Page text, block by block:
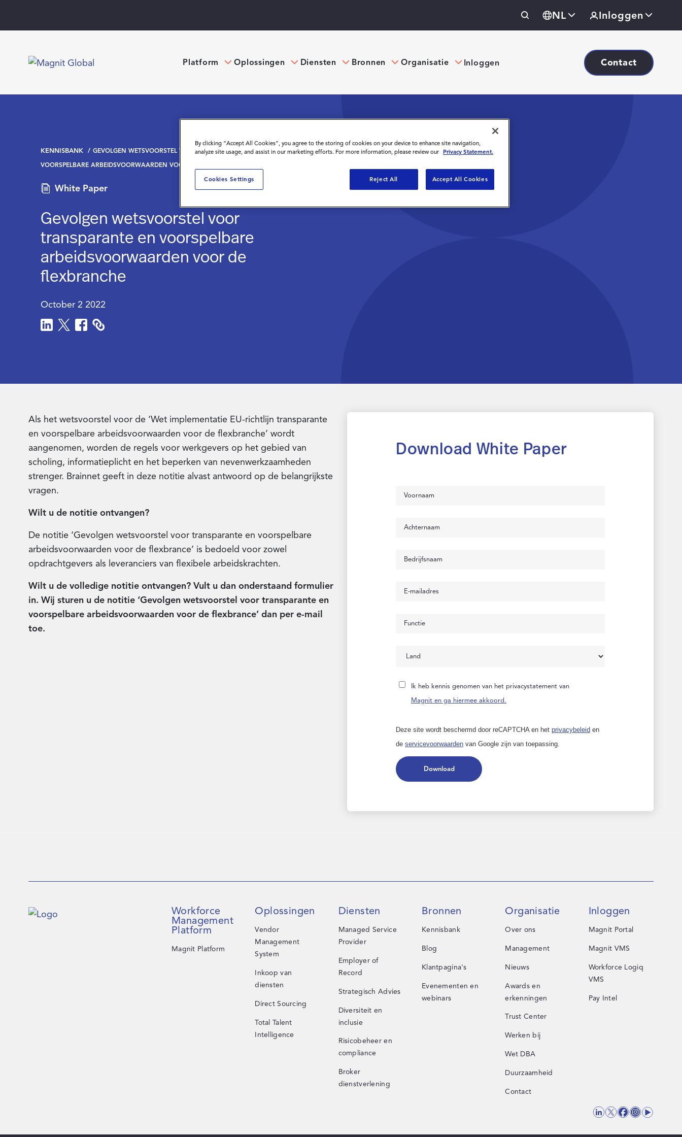
NL Inloggen
Platform Oplossingen Diensten Bronnen Organisatie Inloggen Contact
KENNISBANK
GEVOLGEN WETSVOORSTEL VOOR TRANSPARANTE EN
VOORSPELBARE ARBEIDSVOORWAARDEN VOOR DE FLEXBRANCHE
White Paper
Gevolgen wetsvoorstel voor
transparante en voorspelbare
arbeidsvoorwaarden voor de
flexbranche
October 2 2022
Als het wetsvoorstel voor de ‘Wet implementatie EU-richtlijn transparante
en voorspelbare arbeidsvoorwaarden voor de flexbranche’ wordt
aangenomen, worden de regels voor werkgevers op het gebied van
scholing, informatieplicht en het beperken van nevenwerkzaamheden
strenger. Brainnet geeft in deze notitie alvast antwoord op de belangrijkste
vragen.
Wilt u de notitie ontvangen?
De notitie ‘Gevolgen wetsvoorstel voor transparante en voorspelbare
arbeidsvoorwaarden voor de flexbrance’ is bedoeld voor zowel
opdrachtgevers als leveranciers van flexibele arbeidskrachten.
Wilt u de volledige notitie ontvangen? Vult u dan onderstaand formulier
in. Wij sturen u de notitie ‘Gevolgen wetsvoorstel voor transparante en
voorspelbare arbeidsvoorwaarden voor de flexbrance’ dan per e-mail
toe.
Download White Paper
Ik heb kennis genomen van het privacystatement van
Magnit en ga hiermee akkoord.
Deze site wordt beschermd door reCAPTCHA en het privacybeleid en
de servicevoorwaarden van Google zijn van toepassing.
Download
Workforce
Management
Platform
Magnit Platform
Oplossingen
Vendor
Management
System
Inkoop van
diensten
Direct Sourcing
Total Talent
Intelligence
Diensten
Managed Service
Provider
Employer of
Record
Strategisch Advies
Diversiteit en
inclusie
Risicobeheer en
compliance
Broker
dienstverlening
Bronnen
Kennisbank
Blog
Klantpagina's
Evenementen en
webinars
Organisatie
Over ons
Management
Nieuws
Awards en
erkenningen
Trust Center
Werken bij
Wet DBA
Duurzaamheid
Contact
Inloggen
Magnit Portal
Magnit VMS
Workforce Logiq
VMS
Pay Intel
By clicking “Accept All Cookies”, you agree to the storing of cookies on your device to enhance site navigation,
analyze site usage, and assist in our marketing efforts. For more information, please review our Privacy Statement.
Reject All Accept All Cookies
Cookies Settings